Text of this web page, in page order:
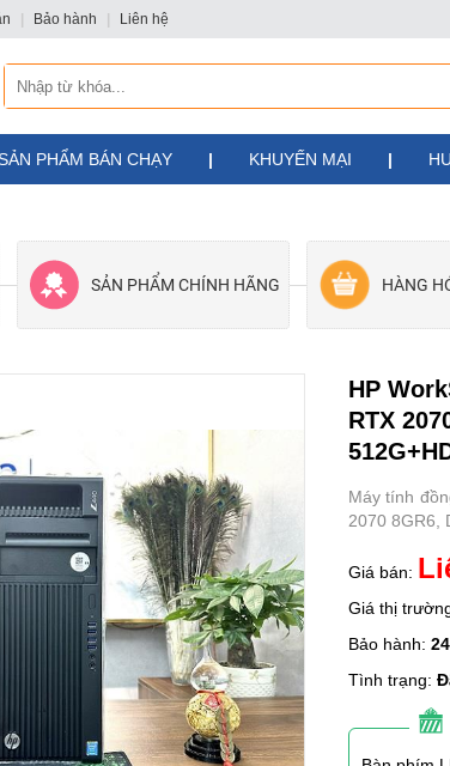
Bảo hành Liên hệ
PHẨM BÁN CHẠY | KHUYẾN MẠI |
SẢN PHẨM CHÍNH HÃNG HÀNG
HP
RTX
Máy tính
2070 8GR6,
Giá bán:
Giá thị
Bảo hành:
Tình trạng: